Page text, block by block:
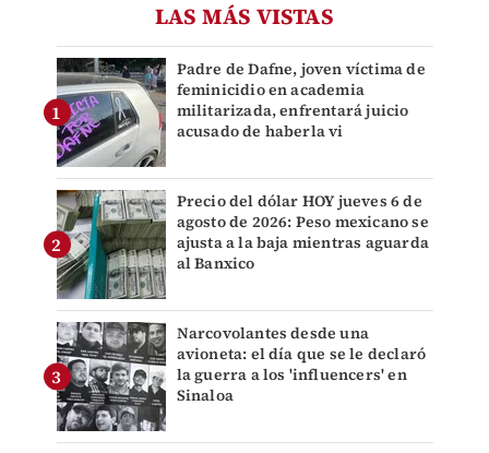
LAS MÁS VISTAS
Padre de Dafne, joven víctima de
feminicidio en academia
militarizada, enfrentará juicio
acusado de haberla vi
Precio del dólar HOY jueves 6 de
agosto de 2026: Peso mexicano se
ajusta a la baja mientras aguarda
al Banxico
Narcovolantes desde una
avioneta: el día que se le declaró
la guerra a los 'influencers' en
Sinaloa